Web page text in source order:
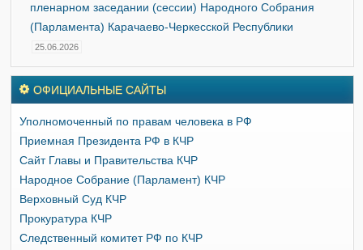
пленарном заседании (сессии) Народного Собрания
(Парламента) Карачаево-Черкесской Республики
25.06.2026
ОФИЦИАЛЬНЫЕ САЙТЫ
Уполномоченный по правам человека в РФ
Приемная Президента РФ в КЧР
Сайт Главы и Правительства КЧР
Народное Собрание (Парламент) КЧР
Верховный Суд КЧР
Прокуратура КЧР
Следственный комитет РФ по КЧР